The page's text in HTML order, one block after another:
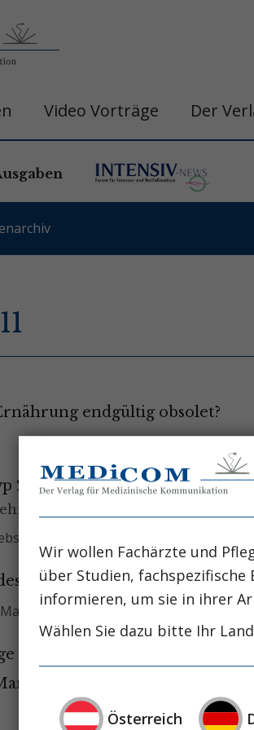
Video Vorträge Der
endgültig obsolet?
2:
Blutzuckerkontrolle?
Passivrauchens als Kind?
Manfred Neuberger
diätologische Therapie
Wir wollen Fachärzte und
über Studien,
informieren, um sie in ihrer
Wählen Sie dazu bitte Ihr
Österreich